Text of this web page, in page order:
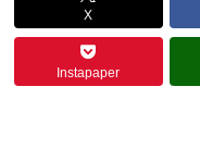
X
Instapaper